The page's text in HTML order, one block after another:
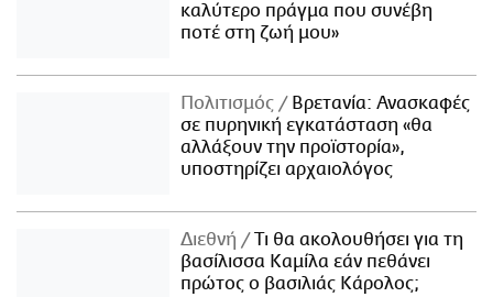
καλύτερο πράγμα που συνέβη
ποτέ στη ζωή μου»
Πολιτισμός
Βρετανία: Ανασκαφές
σε πυρηνική εγκατάσταση «θα
αλλάξουν την προϊστορία»,
υποστηρίζει αρχαιολόγος
Διεθνή
Τι θα ακολουθήσει για τη
βασίλισσα Καμίλα εάν πεθάνει
πρώτος ο βασιλιάς Κάρολος;